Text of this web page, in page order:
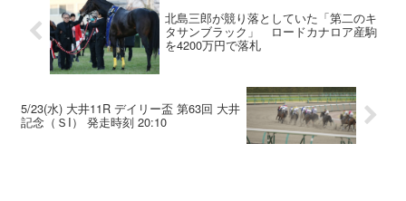
北島三郎が競り落としていた「第二のキ
タサンブラック」 ロードカナロア産駒
を4200万円で落札
5/23(水) 大井11R デイリー盃 第63回 大井
記念（ＳI） 発走時刻 20:10